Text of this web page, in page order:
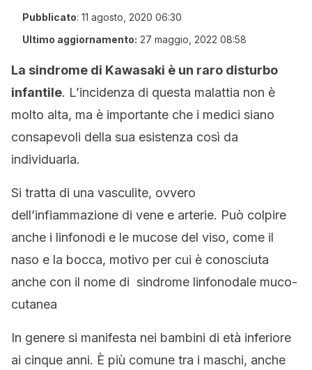
Pubblicato: 11 agosto, 2020 06:30
Ultimo aggiornamento: 27 maggio, 2022 08:58
La sindrome di Kawasaki è un raro disturbo
infantile. L’incidenza di questa malattia non è
molto alta, ma è importante che i medici siano
consapevoli della sua esistenza così da
individuarla.
Si tratta di una vasculite, ovvero
dell’infiammazione di vene e arterie. Può colpire
anche i linfonodi e le mucose del viso, come il
naso e la bocca, motivo per cui è conosciuta
anche con il nome di sindrome linfonodale muco-
cutanea
In genere si manifesta nei bambini di età inferiore
ai cinque anni. È più comune tra i maschi, anche